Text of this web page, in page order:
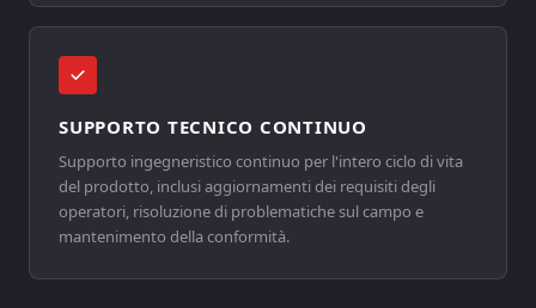
SUPPORTO TECNICO CONTINUO
Supporto ingegneristico continuo per l'intero ciclo di vita
del prodotto, inclusi aggiornamenti dei requisiti degli
operatori, risoluzione di problematiche sul campo e
mantenimento della conformità.